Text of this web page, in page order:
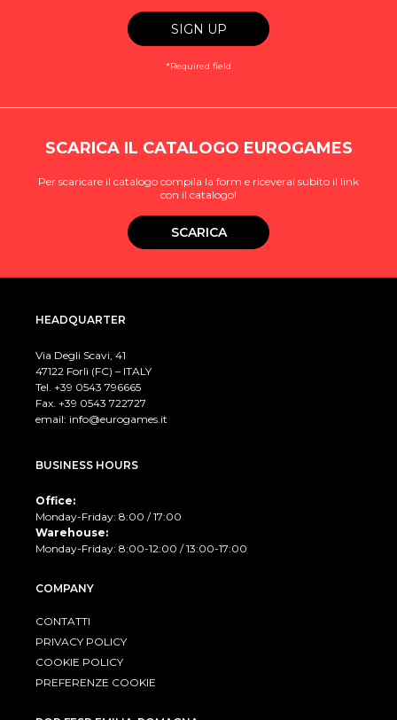
*Required field
SCARICA IL CATALOGO EUROGAMES
Per scaricare il catalogo compila la form e riceverai subito il link
con il catalogo!
SCARICA
HEADQUARTER
Via Degli Scavi, 41
47122 Forlì (FC) – ITALY
Tel. +39 0543 796665
Fax. +39 0543 722727
email: info@eurogames.it
BUSINESS HOURS
Office:
Monday-Friday: 8:00 / 17:00
Warehouse:
Monday-Friday: 8:00-12:00 / 13:00-17:00
COMPANY
CONTATTI
PRIVACY POLICY
COOKIE POLICY
PREFERENZE COOKIE